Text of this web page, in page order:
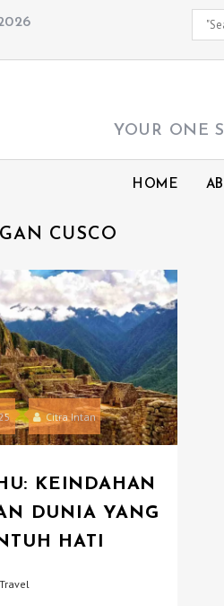
YOUR ONE
HOME
CUSCO
Citra Intan
KEINDAHAN
DUNIA YANG
HATI
Travel